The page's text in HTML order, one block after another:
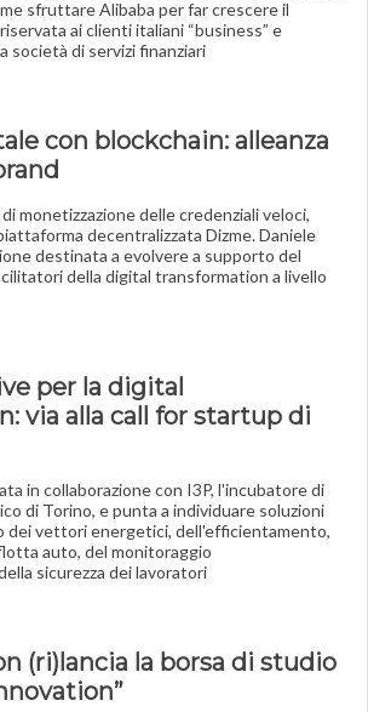
sfruttare Alibaba per far crescere il
ai clienti italiani “business” e
società di servizi finanziari
con blockchain: alleanza
monetizzazione delle credenziali veloci,
decentralizzata Dizme. Daniele
destinata a evolvere a supporto del
della digital transformation a livello
per la digital
via alla call for startup di
in collaborazione con I3P, l'incubatore di
di Torino, e punta a individuare soluzioni
dei vettori energetici, dell'efficientamento,
auto, del monitoraggio
sicurezza dei lavoratori
(ri)lancia la borsa di studio